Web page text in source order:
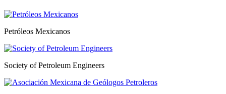
Petróleos Mexicanos
Society of Petroleum Engineers